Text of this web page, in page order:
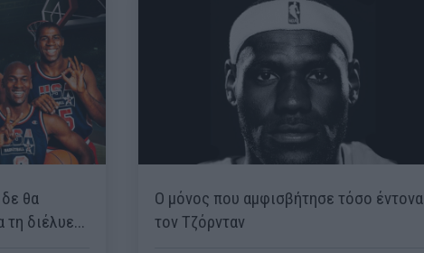
θα
τη διέλυε...
Ο μόνος που αμφισβήτησε τόσο έντονα
τον Τζόρνταν